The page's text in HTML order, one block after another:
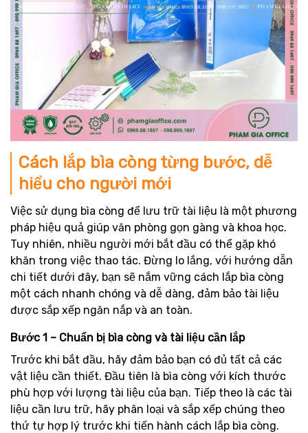
Cách lắp bìa còng từng bước, dễ
hiểu cho người mới
Việc sử dụng bìa còng để lưu trữ tài liệu là một phương
pháp hiệu quả giúp văn phòng gọn gàng và khoa học.
Tuy nhiên, nhiều người mới bắt đầu có thể gặp khó
khăn trong việc thao tác. Đừng lo lắng, với hướng dẫn
chi tiết dưới đây, bạn sẽ nắm vững cách lắp bìa còng
một cách nhanh chóng và dễ dàng, đảm bảo tài liệu
được sắp xếp ngăn nắp và an toàn.
Bước 1 – Chuẩn bị bìa còng và tài liệu cần lắp
Trước khi bắt đầu, hãy đảm bảo bạn có đủ tất cả các
vật liệu cần thiết. Đầu tiên là bìa còng với kích thước
phù hợp với lượng tài liệu của bạn. Tiếp theo là các tài
liệu cần lưu trữ, hãy phân loại và sắp xếp chúng theo
thứ tự hợp lý trước khi tiến hành cách lắp bìa còng.